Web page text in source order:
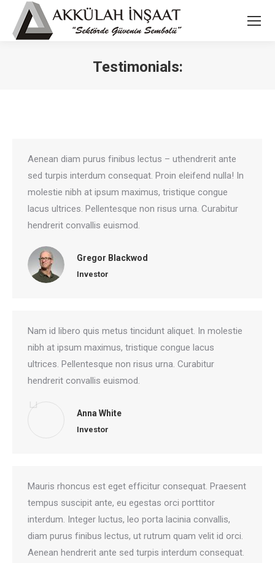
Testimonials:
Aenean diam purus finibus lectus – uthendrerit ante
sed turpis interdum consequat. Proin eleifend nulla! In
molestie nibh at ipsum maximus, tristique congue
lacus ultrices. Pellentesque non risus urna. Curabitur
hendrerit convallis euismod.
Gregor Blackwod
Investor
Nam id libero quis metus tincidunt aliquet. In molestie
nibh at ipsum maximus, tristique congue lacus
ultrices. Pellentesque non risus urna. Curabitur
hendrerit convallis euismod.
Anna White
Investor
Mauris rhoncus est eget efficitur consequat. Praesent
tempus suscipit ante, eu egestas orci porttitor
interdum. Integer luctus, leo porta lacinia convallis,
diam purus finibus lectus, ut rutrum quam velit id orci.
Aenean hendrerit ante sed turpis interdum consequat.